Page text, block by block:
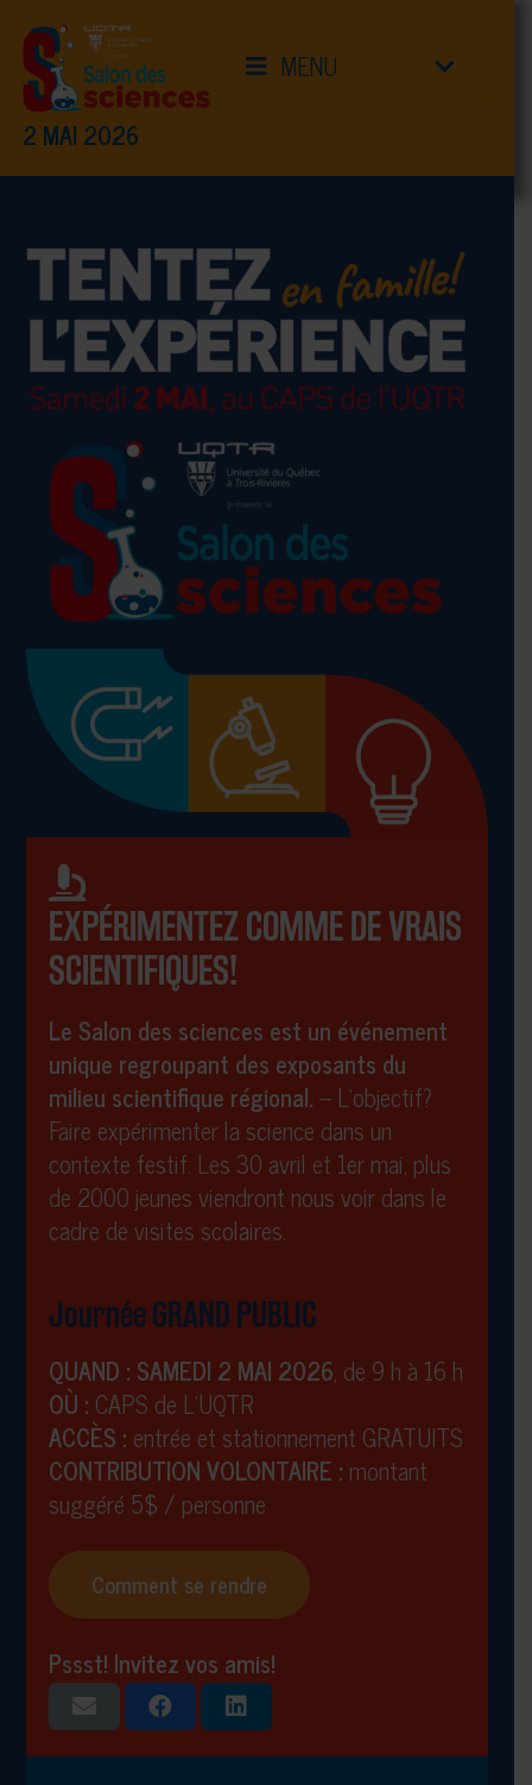
2 MAI 2026
MENU
EXPÉRIMENTEZ COMME DE VRAIS
SCIENTIFIQUES!
Le Salon des sciences est un événement
unique regroupant des exposants du
milieu scientifique régional.– L’objectif?
Faire expérimenter la science dans un
contexte festif. Les 30 avril et 1er mai, plus
de 2000 jeunes viendront nous voir dans le
cadre de visites scolaires.
Journée GRAND PUBLIC
QUAND : SAMEDI 2 MAI 2026, de 9 h à 16 h
OÙ : CAPS de L’UQTR
ACCÈS : entrée et stationnement GRATUITS
CONTRIBUTION VOLONTAIRE : montant
suggéré 5$ / personne
Comment se rendre
Pssst! Invitez vos amis!